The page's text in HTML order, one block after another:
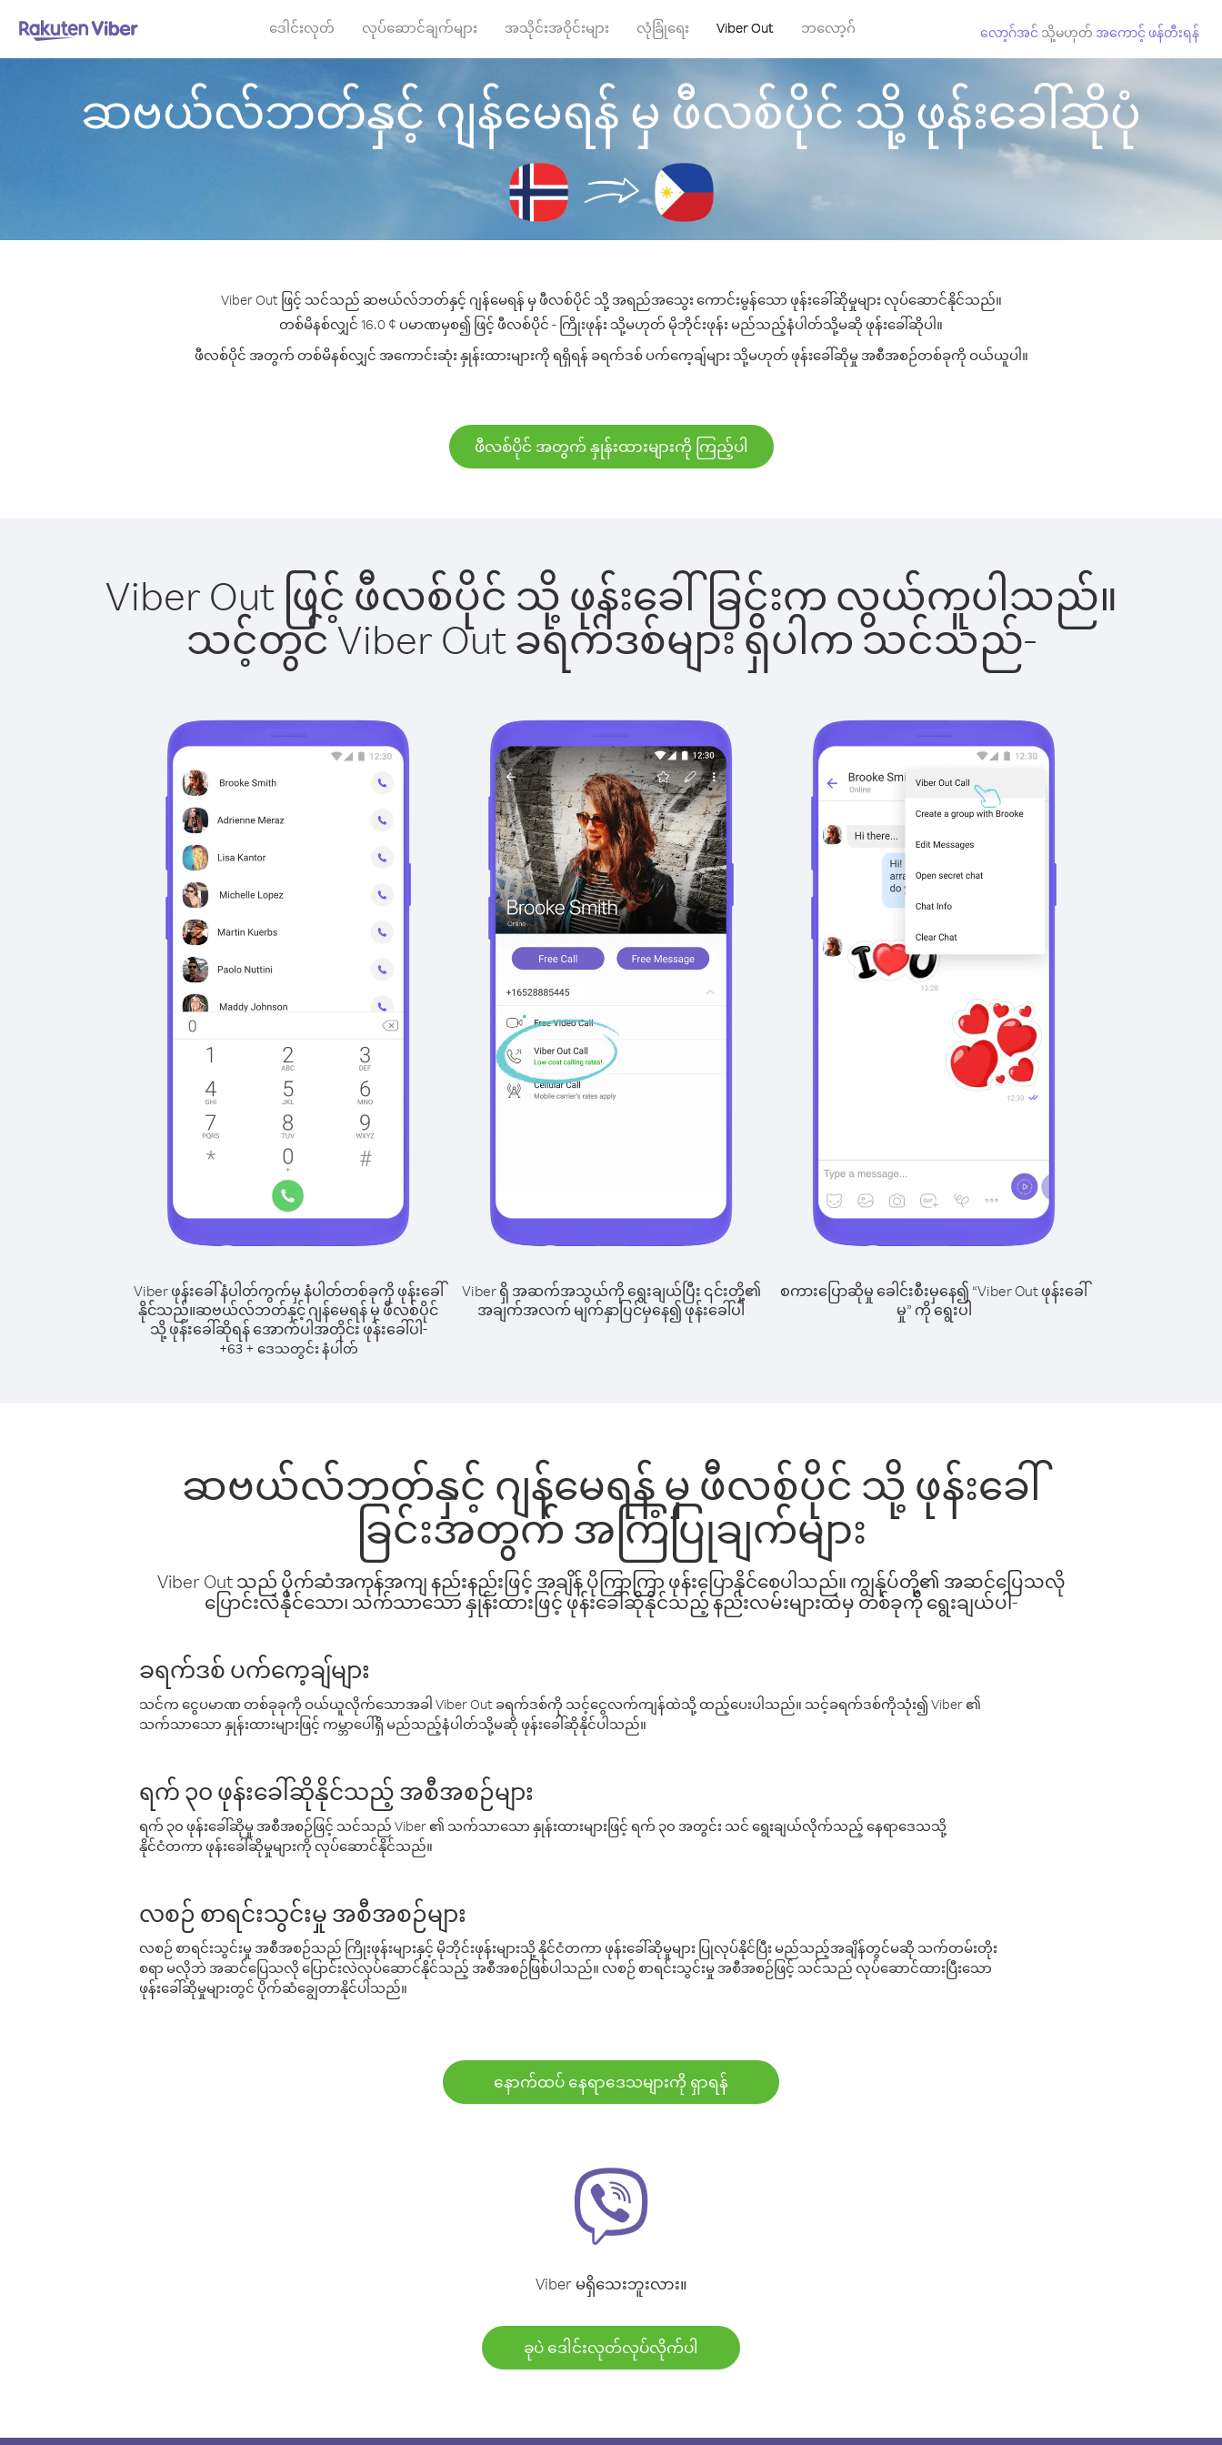
ဒေါင်းလုတ် လုပ်ဆောင်ချက်များ အသိုင်းအဝိုင်းများ လုံခြုံရေး Viber Out ဘလော့ဂ် လော့ဂ်အင် သို့မဟုတ် အကောင့် ဖန်တီးရန်
ဆဗယ်လ်ဘတ်နှင့် ဂျန်မေရန် မှ ဖီလစ်ပိုင် သို့ ဖုန်းခေါ်ဆိုပုံ
Viber Out ဖြင့် သင်သည် ဆဗယ်လ်ဘတ်နှင့် ဂျန်မေရန် မှ ဖီလစ်ပိုင် သို့ အရည်အသွေး ကောင်းမွန်သော ဖုန်းခေါ်ဆိုမှုများ လုပ်ဆောင်နိုင်သည်။
တစ်မိနစ်လျှင် 16.0 ¢ ပမာဏမှစ၍ ဖြင့် ဖီလစ်ပိုင် - ကြိုးဖုန်း သို့မဟုတ် မိုဘိုင်းဖုန်း မည်သည့်နံပါတ်သို့မဆို ဖုန်းခေါ်ဆိုပါ။
ဖီလစ်ပိုင် အတွက် တစ်မိနစ်လျှင် အကောင်းဆုံး နှုန်းထားများကို ရရှိရန် ခရက်ဒစ် ပက်ကေ့ချ်များ သို့မဟုတ် ဖုန်းခေါ်ဆိုမှု အစီအစဉ်တစ်ခုကို ဝယ်ယူပါ။
ဖီလစ်ပိုင် အတွက် နှုန်းထားများကို ကြည့်ပါ
Viber Out ဖြင့် ဖီလစ်ပိုင် သို့ ဖုန်းခေါ်ခြင်းက လွယ်ကူပါသည်။
သင့်တွင် Viber Out ခရက်ဒစ်များ ရှိပါက သင်သည်-
Viber ဖုန်းခေါ်နံပါတ်ကွက်မှ နံပါတ်တစ်ခုကို ဖုန်းခေါ်
နိုင်သည်။ဆဗယ်လ်ဘတ်နှင့် ဂျန်မေရန် မှ ဖီလစ်ပိုင်
သို့ ဖုန်းခေါ်ဆိုရန် အောက်ပါအတိုင်း ဖုန်းခေါ်ပါ-
+63+ ဒေသတွင်း နံပါတ်
Viber ရှိ အဆက်အသွယ်ကို ရွေးချယ်ပြီး ၎င်းတို့၏
အချက်အလက် မျက်နှာပြင်မှနေ၍ ဖုန်းခေါ်ပါ
စကားပြောဆိုမှု ခေါင်းစီးမှနေ၍ “Viber Out ဖုန်းခေါ်
မှု” ကို ရွေးပါ
ဆဗယ်လ်ဘတ်နှင့် ဂျန်မေရန် မှ ဖီလစ်ပိုင် သို့ ဖုန်းခေါ်
ခြင်းအတွက် အကြံပြုချက်များ
Viber Out သည် ပိုက်ဆံအကုန်အကျ နည်းနည်းဖြင့် အချိန် ပိုကြာကြာ ဖုန်းပြောနိုင်စေပါသည်။ ကျွန်ုပ်တို့၏ အဆင်ပြေသလို
ပြောင်းလဲနိုင်သော၊ သက်သာသော နှုန်းထားဖြင့် ဖုန်းခေါ်ဆိုနိုင်သည့် နည်းလမ်းများထဲမှ တစ်ခုကို ရွေးချယ်ပါ-
ခရက်ဒစ် ပက်ကေ့ချ်များ
သင်က ငွေပမာဏ တစ်ခုခုကို ဝယ်ယူလိုက်သောအခါ Viber Out ခရက်ဒစ်ကို သင့်ငွေလက်ကျန်ထဲသို့ ထည့်ပေးပါသည်။ သင့်ခရက်ဒစ်ကိုသုံး၍ Viber ၏
သက်သာသော နှုန်းထားများဖြင့် ကမ္ဘာပေါ်ရှိ မည်သည့်နံပါတ်သို့မဆို ဖုန်းခေါ်ဆိုနိုင်ပါသည်။
ရက် ၃၀ ဖုန်းခေါ်ဆိုနိုင်သည့် အစီအစဉ်များ
ရက် ၃၀ ဖုန်းခေါ်ဆိုမှု အစီအစဉ်ဖြင့် သင်သည် Viber ၏ သက်သာသော နှုန်းထားများဖြင့် ရက် ၃၀ အတွင်း သင် ရွေးချယ်လိုက်သည့် နေရာဒေသသို့
နိုင်ငံတကာ ဖုန်းခေါ်ဆိုမှုများကို လုပ်ဆောင်နိုင်သည်။
လစဉ် စာရင်းသွင်းမှု အစီအစဉ်များ
လစဉ် စာရင်းသွင်းမှု အစီအစဉ်သည် ကြိုးဖုန်းများနှင့် မိုဘိုင်းဖုန်းများသို့ နိုင်ငံတကာ ဖုန်းခေါ်ဆိုမှုများ ပြုလုပ်နိုင်ပြီး မည်သည့်အချိန်တွင်မဆို သက်တမ်းတိုး
စရာ မလိုဘဲ အဆင်ပြေသလို ပြောင်းလဲလုပ်ဆောင်နိုင်သည့် အစီအစဉ်ဖြစ်ပါသည်။ လစဉ် စာရင်းသွင်းမှု အစီအစဉ်ဖြင့် သင်သည် လုပ်ဆောင်ထားပြီးသော
ဖုန်းခေါ်ဆိုမှုများတွင် ပိုက်ဆံချွေတာနိုင်ပါသည်။
နောက်ထပ် နေရာဒေသများကို ရှာရန်
Viber မရှိသေးဘူးလား။
ခုပဲ ဒေါင်းလုတ်လုပ်လိုက်ပါ